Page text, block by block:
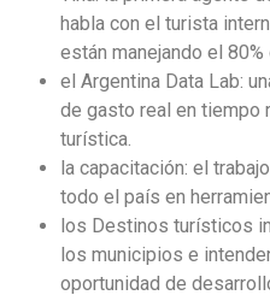
habla con el turista
están manejando el
el Argentina Data Lab:
de gasto real en tiempo
turística.
la capacitación: el
todo el país en
los Destinos turísticos
los municipios e
oportunidad de